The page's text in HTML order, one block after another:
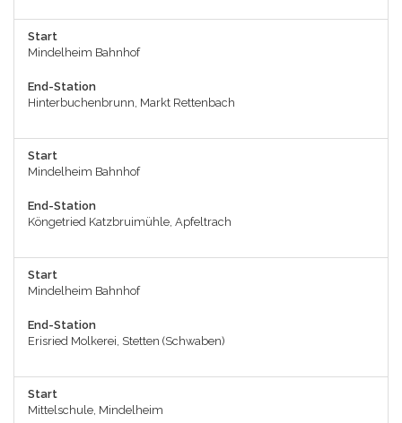
Start
Mindelheim Bahnhof
End-Station
Hinterbuchenbrunn, Markt Rettenbach
Start
Mindelheim Bahnhof
End-Station
Köngetried Katzbruimühle, Apfeltrach
Start
Mindelheim Bahnhof
End-Station
Erisried Molkerei, Stetten (Schwaben)
Start
Mittelschule, Mindelheim